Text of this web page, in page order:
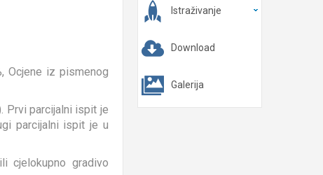
Ocjene iz pismenog
Prvi parcijalni ispit je
parcijalni ispit je u
cjelokupno gradivo
Istraživanje
Download
Galerija